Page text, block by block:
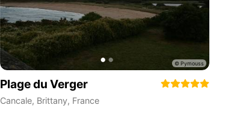
Plage du Verger
Cancale, Brittany, France